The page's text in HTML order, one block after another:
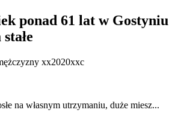
ponad 61 lat w Gostyniu
na własnym utrzymaniu, duże miesz...